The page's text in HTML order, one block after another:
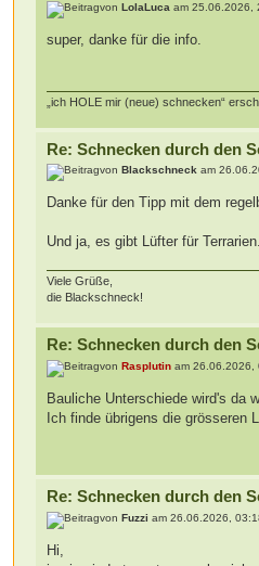
vonLolaLuca am 25.06.2026,
super, danke für die info.
„ich HOLE mir (neue) schnecken“
Re: Schnecken durch den
vonBlackschneck am
Danke für den Tipp mit dem
Und ja, es gibt Lüfter für
Viele Grüße,
die Blackschneck!
Re: Schnecken durch den
vonRasplutin am 26.06.2026,
Bauliche Unterschiede wird's da
Ich finde übrigens die grösseren
Re: Schnecken durch den
vonFuzzi am 26.06.2026,
Hi,